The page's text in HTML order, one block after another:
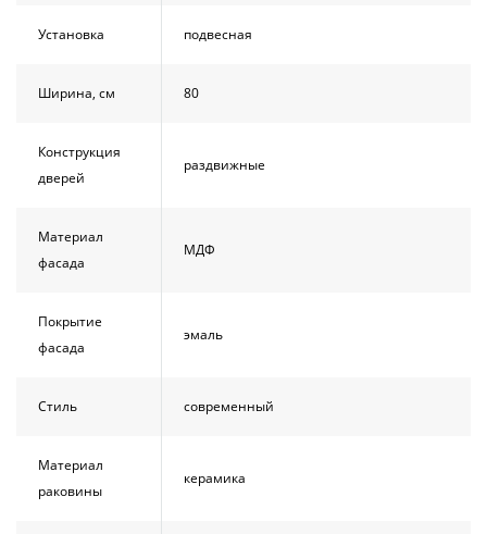
Установка подвесная
Ширина, см 80
Конструкция
дверей
раздвижные
Материал
фасада
МДФ
Покрытие
фасада
эмаль
Стиль современный
Материал
раковины
керамика